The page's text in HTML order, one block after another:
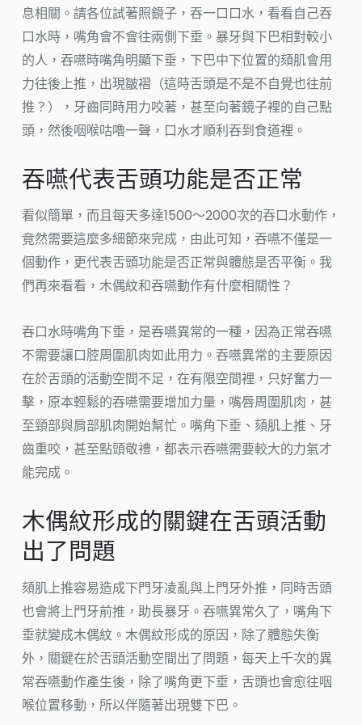
息相關。請各位試著照鏡子，吞一口口水，看看自己吞
口水時，嘴角會不會往兩側下垂。暴牙與下巴相對較小
的人，吞嚥時嘴角明顯下垂，下巴中下位置的頦肌會用
力往後上推，出現皺褶（這時舌頭是不是不自覺也往前
推？），牙齒同時用力咬著，甚至向著鏡子裡的自己點
頭，然後咽喉咕嚕一聲，口水才順利吞到食道裡。
吞嚥代表舌頭功能是否正常
看似簡單，而且每天多達1500～2000次的吞口水動作，
竟然需要這麼多細節來完成，由此可知，吞嚥不僅是一
個動作，更代表舌頭功能是否正常與體態是否平衡。我
們再來看看，木偶紋和吞嚥動作有什麼相關性？
吞口水時嘴角下垂，是吞嚥異常的一種，因為正常吞嚥
不需要讓口腔周圍肌肉如此用力。吞嚥異常的主要原因
在於舌頭的活動空間不足，在有限空間裡，只好奮力一
擊，原本輕鬆的吞嚥需要增加力量，嘴唇周圍肌肉，甚
至頸部與肩部肌肉開始幫忙。嘴角下垂、頦肌上推、牙
齒重咬，甚至點頭敬禮，都表示吞嚥需要較大的力氣才
能完成。
木偶紋形成的關鍵在舌頭活動
出了問題
頦肌上推容易造成下門牙凌亂與上門牙外推，同時舌頭
也會將上門牙前推，助長暴牙。吞嚥異常久了，嘴角下
垂就變成木偶紋。木偶紋形成的原因，除了體態失衡
外，關鍵在於舌頭活動空間出了問題，每天上千次的異
常吞嚥動作產生後，除了嘴角更下垂，舌頭也會愈往咽
喉位置移動，所以伴隨著出現雙下巴。